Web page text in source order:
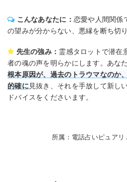
こんなあなたに： 恋愛や人間関係
の望みが分からない、悪縁を断ち切
先生の強み： 霊感タロットで潜在
者の魂の声を明らかにします。あな
根本原因が、過去のトラウマなのか
的確に 見抜き、それを手放して新し
ドバイスをくださいます。
所属：電話占いピュア